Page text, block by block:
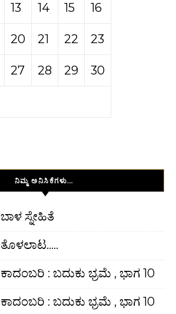
13 14 15 16
20 21 22 23
27 28 29 30
ನಿಮ್ಮ ಅನಿಸಿಕೆಗಳು…
ಬಾಳ ಸ್ನೇಹಿತೆ
ತೊಳಲಾಟ…..
ಕಾದಂಬರಿ : ಬದುಕು ಭ್ರಮೆ , ಭಾಗ 10
ಕಾದಂಬರಿ : ಬದುಕು ಭ್ರಮೆ , ಭಾಗ 10